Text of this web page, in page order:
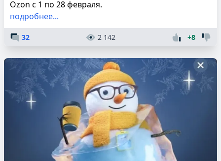
Ozon с 1 по 28 февраля.
подробнее...
32 2 142 +8